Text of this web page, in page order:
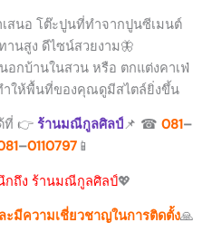
สนอ โต๊ะปูนที่ทำจากปูนซีเมนต์
านสูง ดีไซน์สวยงาม🦋
อกบ้านในสวน หรือ ตกแต่งคาเฟ่
ำให้พื้นที่ของคุณดูมีสไตล์ยิ่งขึ้น
ที่ 👉 ร้านมณีกูลศิลป์📌 ☎ 081–
–0110797📱
กถึง ร้านมณีกูลศิลป์💖
ะมีความเชี่ยวชาญในการติดตั้ง🙏